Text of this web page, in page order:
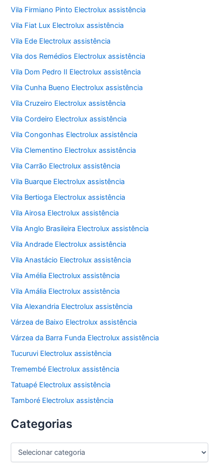
Vila Firmiano Pinto Electrolux assistência
Vila Fiat Lux Electrolux assistência
Vila Ede Electrolux assistência
Vila dos Remédios Electrolux assistência
Vila Dom Pedro II Electrolux assistência
Vila Cunha Bueno Electrolux assistência
Vila Cruzeiro Electrolux assistência
Vila Cordeiro Electrolux assistência
Vila Congonhas Electrolux assistência
Vila Clementino Electrolux assistência
Vila Carrão Electrolux assistência
Vila Buarque Electrolux assistência
Vila Bertioga Electrolux assistência
Vila Airosa Electrolux assistência
Vila Anglo Brasileira Electrolux assistência
Vila Andrade Electrolux assistência
Vila Anastácio Electrolux assistência
Vila Amélia Electrolux assistência
Vila Amália Electrolux assistência
Vila Alexandria Electrolux assistência
Várzea de Baixo Electrolux assistência
Várzea da Barra Funda Electrolux assistência
Tucuruvi Electrolux assistência
Tremembé Electrolux assistência
Tatuapé Electrolux assistência
Tamboré Electrolux assistência
Categorias
C